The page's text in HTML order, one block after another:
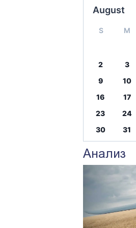
August
S M
2
3
9
10
16
17
23
24
30
31
Анализ